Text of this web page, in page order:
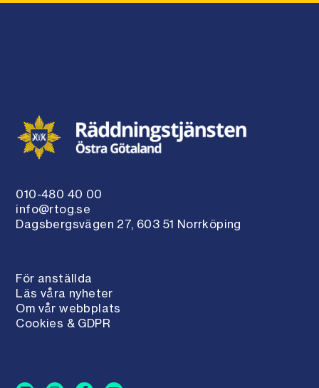
För anställda
Läs våra nyheter
Om vår webbplats
Cookies & GDPR
010-480 40 00
info@rtog.se
Dagsbergsvägen 27, 603 51 Norrköping